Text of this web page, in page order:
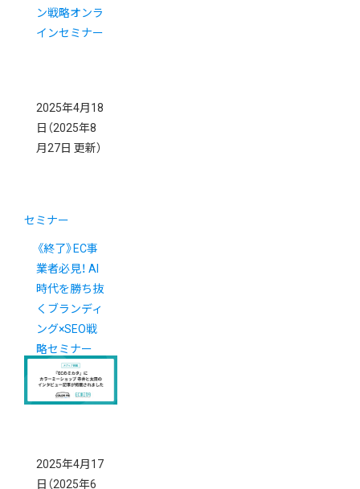
ン戦略オンラ
インセミナー
2025年4月18
日 （2025年8
月27日 更新）
セミナー
《終了》EC事
業者必見！ AI
時代を勝ち抜
くブランディ
ング×SEO戦
略セミナー
2025年4月17
日 （2025年6